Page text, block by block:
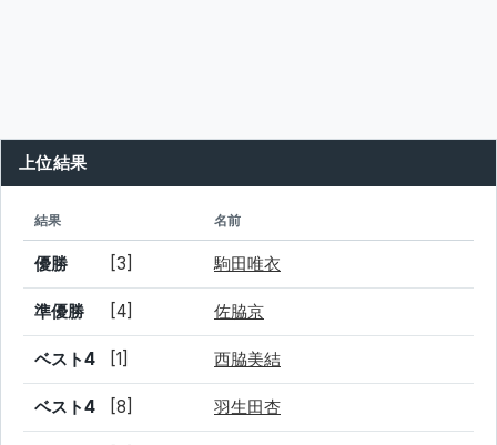
上位結果
結果 名前
優勝 [3] 駒田唯衣
準優勝 [4] 佐脇京
ベスト4 [1] 西脇美結
ベスト4 [8] 羽生田杏